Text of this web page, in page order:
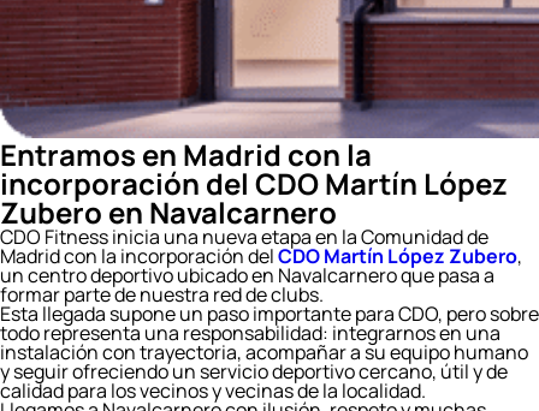
Entramos en Madrid con la
incorporación del CDO Martín López
Zubero en Navalcarnero
CDO Fitness inicia una nueva etapa en la Comunidad de
Madrid con la incorporación delCDO Martín López Zubero,
un centro deportivo ubicado en Navalcarnero que pasa a
formar parte de nuestra red de clubs.
Esta llegada supone un paso importante para CDO, pero sobre
todo representa una responsabilidad: integrarnos en una
instalación con trayectoria, acompañar a su equipo humano
y seguir ofreciendo un servicio deportivo cercano, útil y de
calidad para los vecinos y vecinas de la localidad.